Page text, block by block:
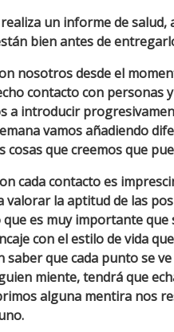
un informe de salud,
bien antes de
nosotros desde el
contacto con personas
a introducir
vamos añadiendo
que creemos que
cada contacto es
la aptitud de las
es muy importante que
con el estilo de vida
que cada punto se
miente, tendrá que
alguna mentira nos